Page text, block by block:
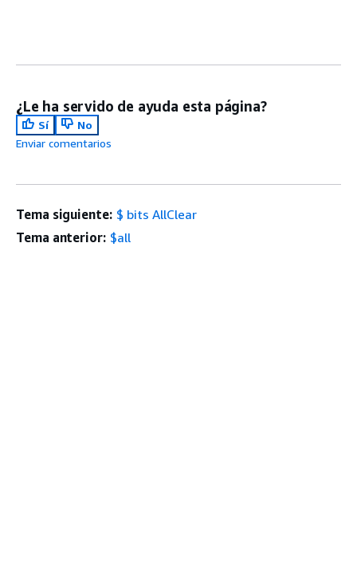
¿Le ha servido de ayuda esta página?
Sí
No
Enviar comentarios
Tema siguiente: $ bits AllClear
Tema anterior: $all